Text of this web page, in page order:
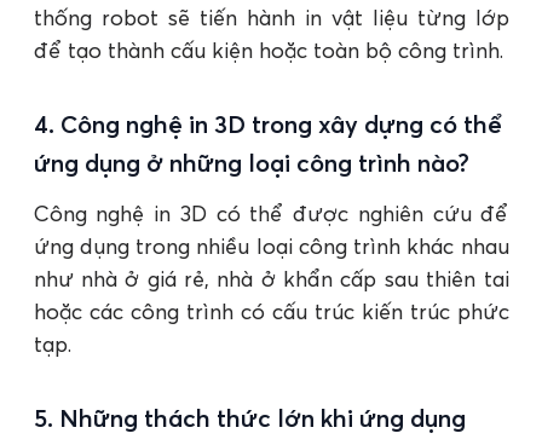
thống robot sẽ tiến hành in vật liệu từng lớp
để tạo thành cấu kiện hoặc toàn bộ công trình.
4. Công nghệ in 3D trong xây dựng có thể
ứng dụng ở những loại công trình nào?
Công nghệ in 3D có thể được nghiên cứu để
ứng dụng trong nhiều loại công trình khác nhau
như nhà ở giá rẻ, nhà ở khẩn cấp sau thiên tai
hoặc các công trình có cấu trúc kiến trúc phức
tạp.
5. Những thách thức lớn khi ứng dụng